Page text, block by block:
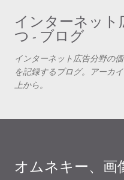
スキップして
インターネット
つ - ブログ
インターネット広告分野の
を記録するブログ。アーカ
上から。
オムネキー、画